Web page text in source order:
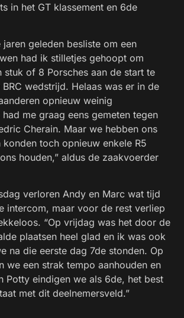
in het GT klassement en 6de
jaren geleden besliste om een
had ik stilletjes gehoopt om
stuk of 8 Porsches aan de start te
wedstrijd. Helaas was er in de
opnieuw weinig
me graag eens gemeten tegen
Cherain. Maar we hebben ons
konden toch opnieuw enkele R5
houden,” aldus de zaakvoerder
verloren Andy en Marc wat tijd
intercom, maar voor de rest verliep
“Op vrijdag was het door de
plaatsen heel glad en ik was ook
na die eerste dag 7de stonden. Op
we een strak tempo aanhouden en
Potty eindigen we als 6de, het best
met dit deelnemersveld.”